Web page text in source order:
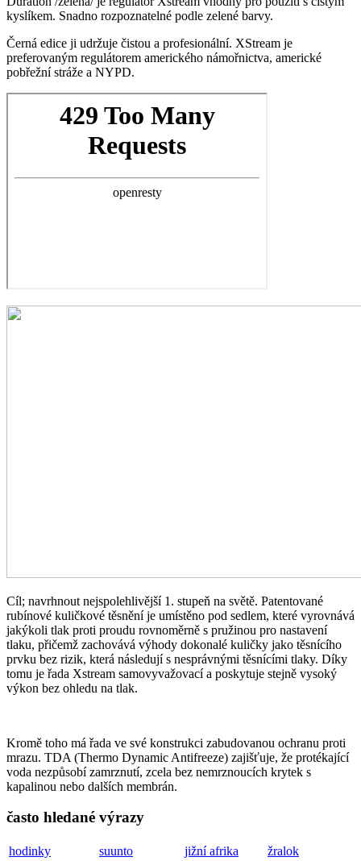
kyslíkem. Snadno rozpoznatelné podle zelené barvy.
Černá edice ji udržuje čistou a profesionální. XStream je
preferovaným regulátorem amerického námořnictva, americké
pobřežní stráže a NYPD.
Cíl; navrhnout nejspolehlivější 1. stupeň na světě. Patentované
rubínové kuličkové těsnění je umístěno pod sedlem, které vyrovnává
jakýkoli tlak proti proudu rovnoměrně s pružinou pro nastavení
tlaku, přičemž zachovává výhody dokonalé kuličky jako těsnícího
prvku bez rizik, která následují s nesprávnými těsnícími tlaky. Díky
tomu je řada Xstream samovyvažovací a poskytuje stejně vysoký
výkon bez ohledu na tlak.
Kromě toho má řada ve své konstrukci zabudovanou ochranu proti
mrazu. TDA (Thermo Dynamic Antifreeze) zajišťuje, že protékající
voda nezpůsobí zamrznutí, zcela bez nemrznoucích krytek s
kapalinou nebo dalších membrán.
často hledané výrazy
hodinky suunto jižní afrika
žralok